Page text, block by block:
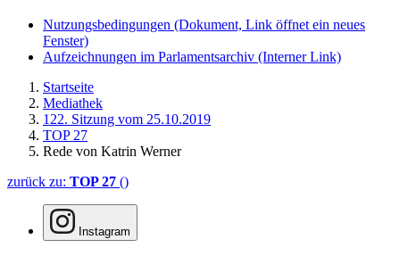
Nutzungsbedingungen (Dokument, Link öffnet ein neues
Fenster)
Aufzeichnungen im Parlamentsarchiv (Interner Link)
Startseite
Mediathek
122. Sitzung vom 25.10.2019
TOP 27
Rede von Katrin Werner
zurück zu: TOP 27 ()
Instagram